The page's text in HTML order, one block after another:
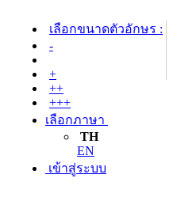
เลือกขนาดตัวอักษร :
-
+
++
+++
เลือกภาษา
TH
EN
เข้าสู่ระบบ